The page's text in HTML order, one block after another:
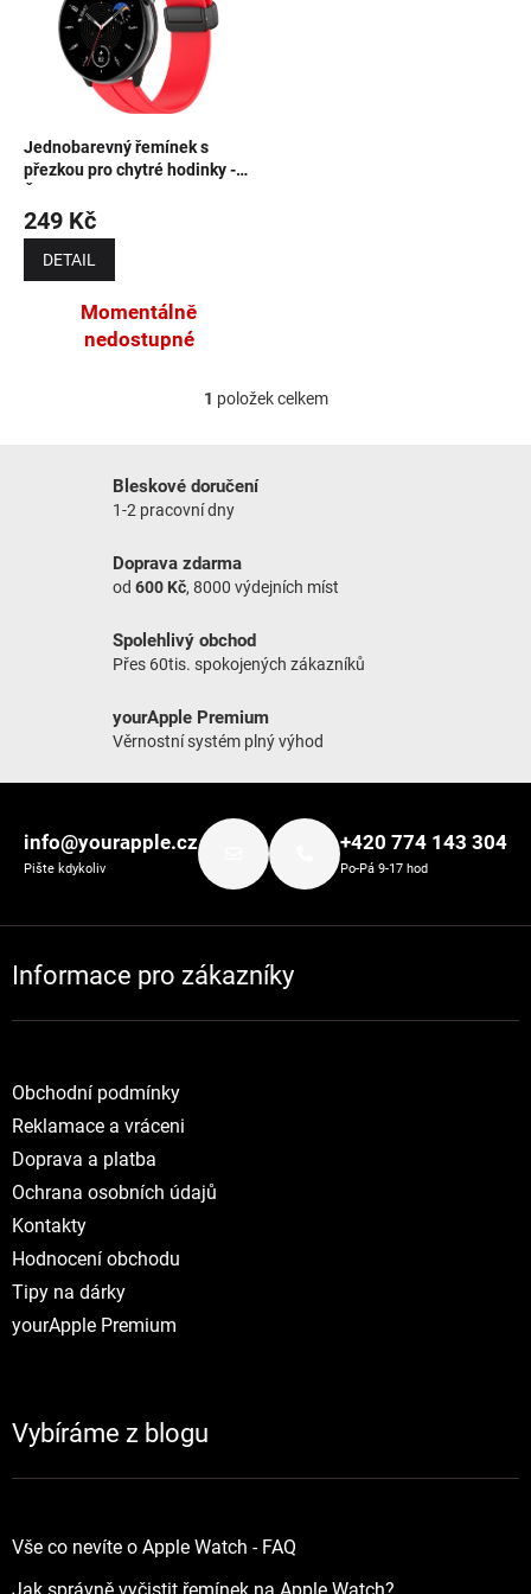
NOVINKY
Jednobarevný řemínek s
přezkou pro chytré hodinky -
249 Kč
DETAIL
Momentálně
nedostupné
Ovládací prvky výpisu
1 položek celkem
Bleskové doručení
1-2 pracovní dny
Doprava zdarma
od 600 Kč, 8000 výdejních míst
Spolehlivý obchod
Přes 60tis. spokojených zákazníků
yourApple Premium
Věrnostní systém plný výhod
info@yourapple.cz
Pište kdykoliv
+420 774 143 304
Po-Pá 9-17 hod
Informace pro zákazníky
Obchodní podmínky
Reklamace a vráceni
Doprava a platba
Ochrana osobních údajů
Kontakty
Hodnocení obchodu
Tipy na dárky
yourApple Premium
Vybíráme z blogu
Vše co nevíte o Apple Watch - FAQ